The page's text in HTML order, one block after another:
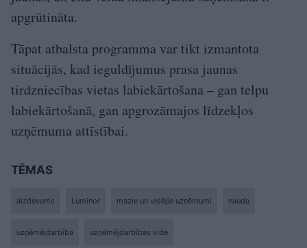
apgrūtināta.
Tāpat atbalsta programma var tikt izmantota
situācijās, kad ieguldījumus prasa jaunas
tirdzniecības vietas labiekārtošana – gan telpu
labiekārtošanā, gan apgrozāmajos līdzekļos
uzņēmuma attīstībai.
TĒMAS
aizdevums Luminor mazie un vidējie uzņēmumi nauda
uzņēmējdarbība uzņēmējdarbības vide